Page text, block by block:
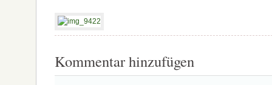
Kommentar hinzufügen